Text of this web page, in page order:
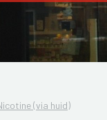
(via huid)